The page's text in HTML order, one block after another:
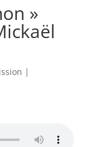
»
|